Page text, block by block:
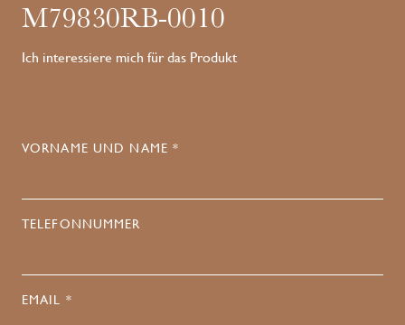
M79830RB-0010
Ich interessiere mich für das Produkt
VORNAME UND NAME *
TELEFONNUMMER
EMAIL *